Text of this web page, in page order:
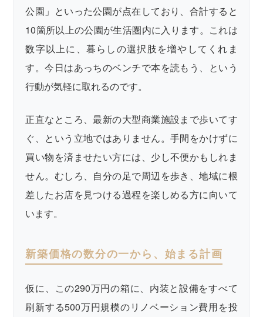
公園」といった公園が点在しており、合計すると
10箇所以上の公園が生活圏内に入ります。これは
数字以上に、暮らしの選択肢を増やしてくれま
す。今日はあっちのベンチで本を読もう、という
行動が気軽に取れるのです。
正直なところ、最新の大型商業施設まで歩いてす
ぐ、という立地ではありません。手間をかけずに
買い物を済ませたい方には、少し不便かもしれま
せん。むしろ、自分の足で周辺を歩き、地域に根
差したお店を見つける過程を楽しめる方に向いて
います。
新築価格の数分の一から、始まる計画
仮に、この290万円の箱に、内装と設備をすべて
刷新する500万円規模のリノベーション費用を投